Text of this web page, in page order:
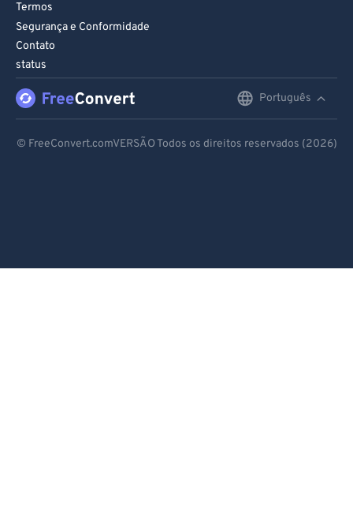
Termos
Segurança e Conformidade
Contato
status
Português
© FreeConvert.comVERSÃO Todos os direitos reservados (2026)